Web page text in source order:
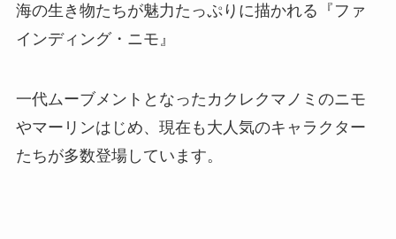
海の生き物たちが魅力たっぷりに描かれる『ファ
インディング・ニモ』
一代ムーブメントとなったカクレクマノミのニモ
やマーリンはじめ、現在も大人気のキャラクター
たちが多数登場しています。